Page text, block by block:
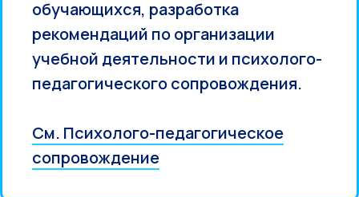
обучающихся, разработка
рекомендаций по организации
учебной деятельности и психолого-
педагогического сопровождения.
См. Психолого-педагогическое
сопровождение